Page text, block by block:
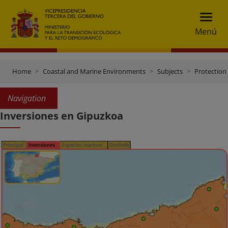
Menú
Home Coastal and Marine Environments Subjects
Navigation
Inversiones en Gipuzkoa